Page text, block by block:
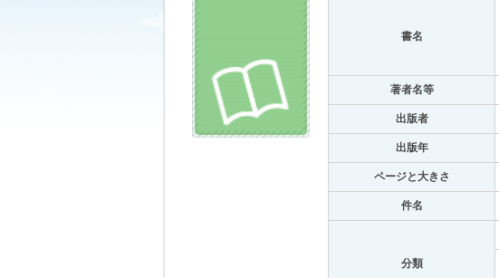
書名
著者名等
出版者
出版年
ページと大きさ
件名
分類